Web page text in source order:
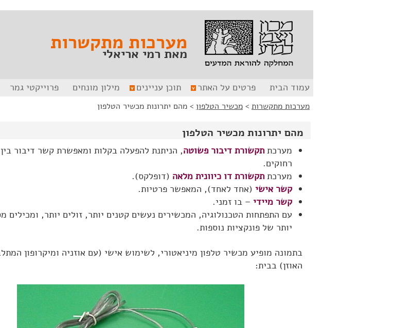
מערכות מתקשרות
מאת רמי אריאלי
עמוד הבית פרטים על האתר תוכן עניינים מילון מונחים פרוייקטי גמר
מערכות מתקשרות > מכשיר הטלפון > מהם יתרונות מכשיר הטלפון
מהם יתרונות מכשיר הטלפון
מערכת תקשורת דיבור פשוטה, הניתנת להפעלה בקלות ומאפשרת קשר דיבור
רחוקים.
מערכת תקשורת דו כיוונית מלאה (דופלקס).
קשר אישי (אחד לאחד), המאפשר פרטיות.
קשר מיידי – בו זמני.
עם התפתחות הטכנולוגיה, המכשירים נעשים קטנים יותר, זולים יותר, ומכילים
יותר של פונקציות נוספות.
בתמונה מופיע מכשיר טלפון מיניאטורי, לשימוש אישי (עם אוזניה ומיקרופון
האוזן) בבית: